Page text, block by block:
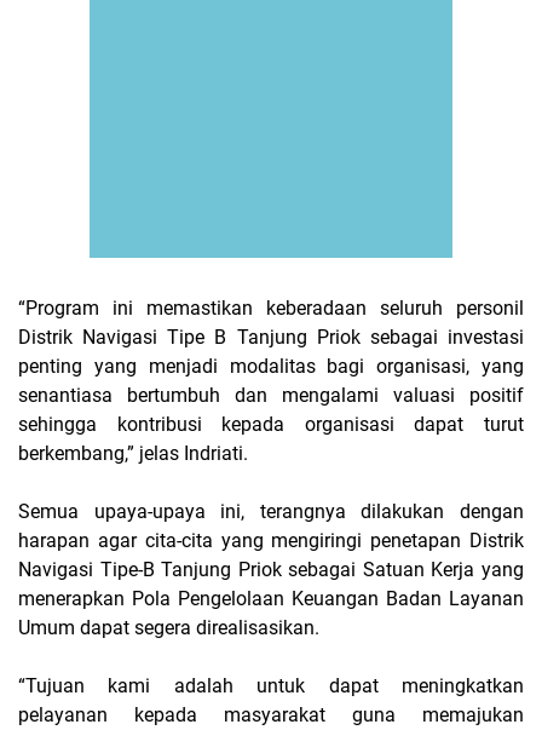
“Program ini memastikan keberadaan seluruh personil
Distrik Navigasi Tipe B Tanjung Priok sebagai investasi
penting yang menjadi modalitas bagi organisasi, yang
senantiasa bertumbuh dan mengalami valuasi positif
sehingga kontribusi kepada organisasi dapat turut
berkembang,” jelas Indriati.
Semua upaya-upaya ini, terangnya dilakukan dengan
harapan agar cita-cita yang mengiringi penetapan Distrik
Navigasi Tipe-B Tanjung Priok sebagai Satuan Kerja yang
menerapkan Pola Pengelolaan Keuangan Badan Layanan
Umum dapat segera direalisasikan.
“Tujuan kami adalah untuk dapat meningkatkan
pelayanan kepada masyarakat guna memajukan